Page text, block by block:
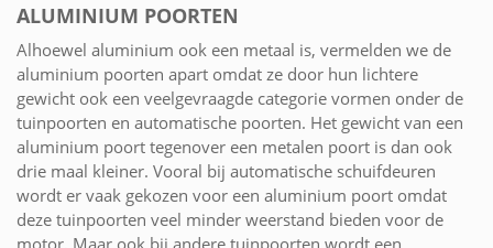
ALUMINIUM POORTEN
Alhoewel aluminium ook een metaal is, vermelden we de
aluminium poorten apart omdat ze door hun lichtere
gewicht ook een veelgevraagde categorie vormen onder de
tuinpoorten en automatische poorten. Het gewicht van een
aluminium poort tegenover een metalen poort is dan ook
drie maal kleiner. Vooral bij automatische schuifdeuren
wordt er vaak gekozen voor een aluminium poort omdat
deze tuinpoorten veel minder weerstand bieden voor de
motor. Maar ook bij andere tuinpoorten wordt een